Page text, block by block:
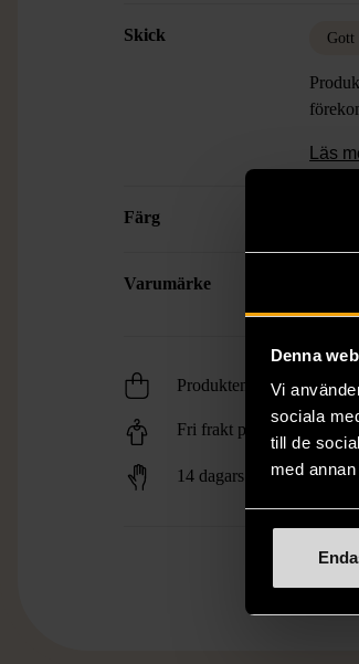
Denna
Vi
sociala
till de
med
Skick Gott
Läs
Färg
Varumärke
Produkten är unik och
Fri frakt på alla köp över
14 dagars ångerrät.